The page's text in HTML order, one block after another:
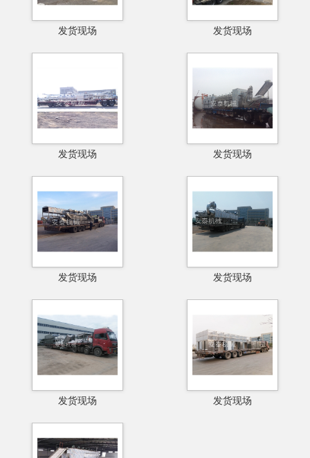
发货现场 发货现场
发货现场 发货现场
发货现场 发货现场
发货现场 发货现场